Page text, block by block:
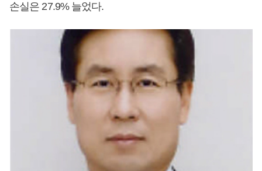
손실은 27.9% 늘었다.